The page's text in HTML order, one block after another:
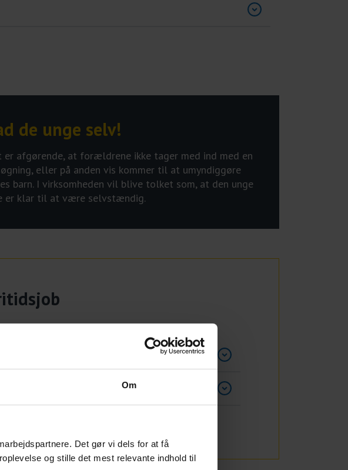
Om
Det gør vi dels for at få
og stille det mest relevante indhold til
de unge selv!
er afgørende, at forældrene ikke tager med ind med en
eller på anden vis kommer til at umyndiggøre
barn. I virksomheden vil blive tolket som, at den unge
er klar til at være selvstændig.